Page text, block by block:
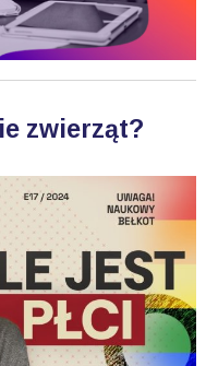
zwierząt?